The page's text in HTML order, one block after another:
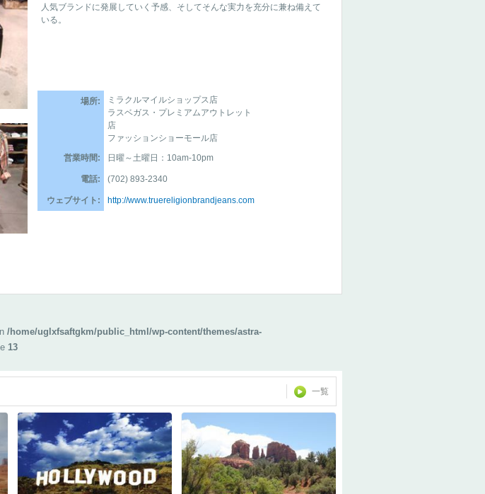
人気ブランドに発展していく予感、そしてそんな実力を充分に兼ね備えて
いる。
場所:
ミラクルマイルショップス店
ラスベガス・プレミアムアウトレット
店
ファッションショーモール店
営業時間:
日曜～土曜日：10am-10pm
電話: (702) 893-2340
ウェブサイト: http://www.truereligionbrandjeans.com
/home/uglxfsaftgkm/public_html/wp-content/themes/astra-
13
一覧